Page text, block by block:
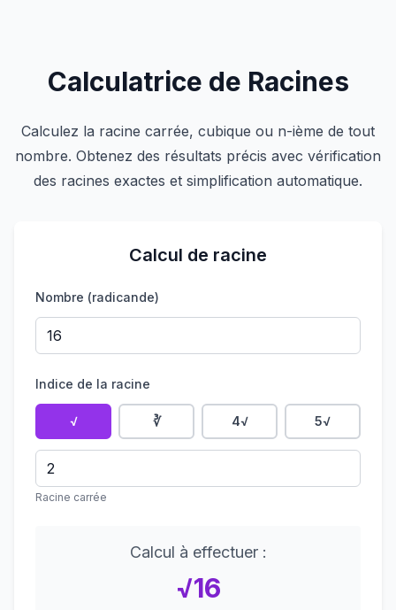
Calculatrice de Racines
Calculez la racine carrée, cubique ou n-ième de tout
nombre. Obtenez des résultats précis avec vérification
des racines exactes et simplification automatique.
Calcul de racine
Nombre (radicande)
Indice de la racine
√ ∛ 4√ 5√
Racine carrée
Calcul à effectuer :
√16